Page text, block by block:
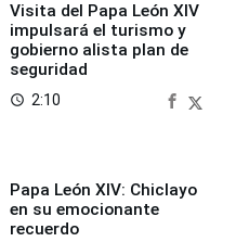
Visita del Papa León XIV
impulsará el turismo y
gobierno alista plan de
seguridad
access_time 2:10
Papa León XIV: Chiclayo
en su emocionante
recuerdo